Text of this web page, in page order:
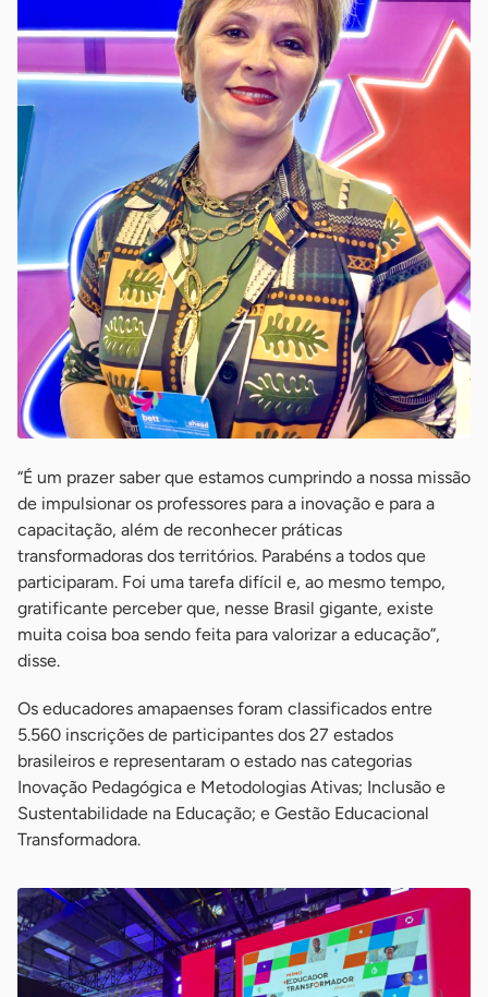
“É um prazer saber que estamos cumprindo a nossa missão
de impulsionar os professores para a inovação e para a
capacitação, além de reconhecer práticas
transformadoras dos territórios. Parabéns a todos que
participaram. Foi uma tarefa difícil e, ao mesmo tempo,
gratificante perceber que, nesse Brasil gigante, existe
muita coisa boa sendo feita para valorizar a educação”,
disse.
Os educadores amapaenses foram classificados entre
5.560 inscrições de participantes dos 27 estados
brasileiros e representaram o estado nas categorias
Inovação Pedagógica e Metodologias Ativas; Inclusão e
Sustentabilidade na Educação; e Gestão Educacional
Transformadora.